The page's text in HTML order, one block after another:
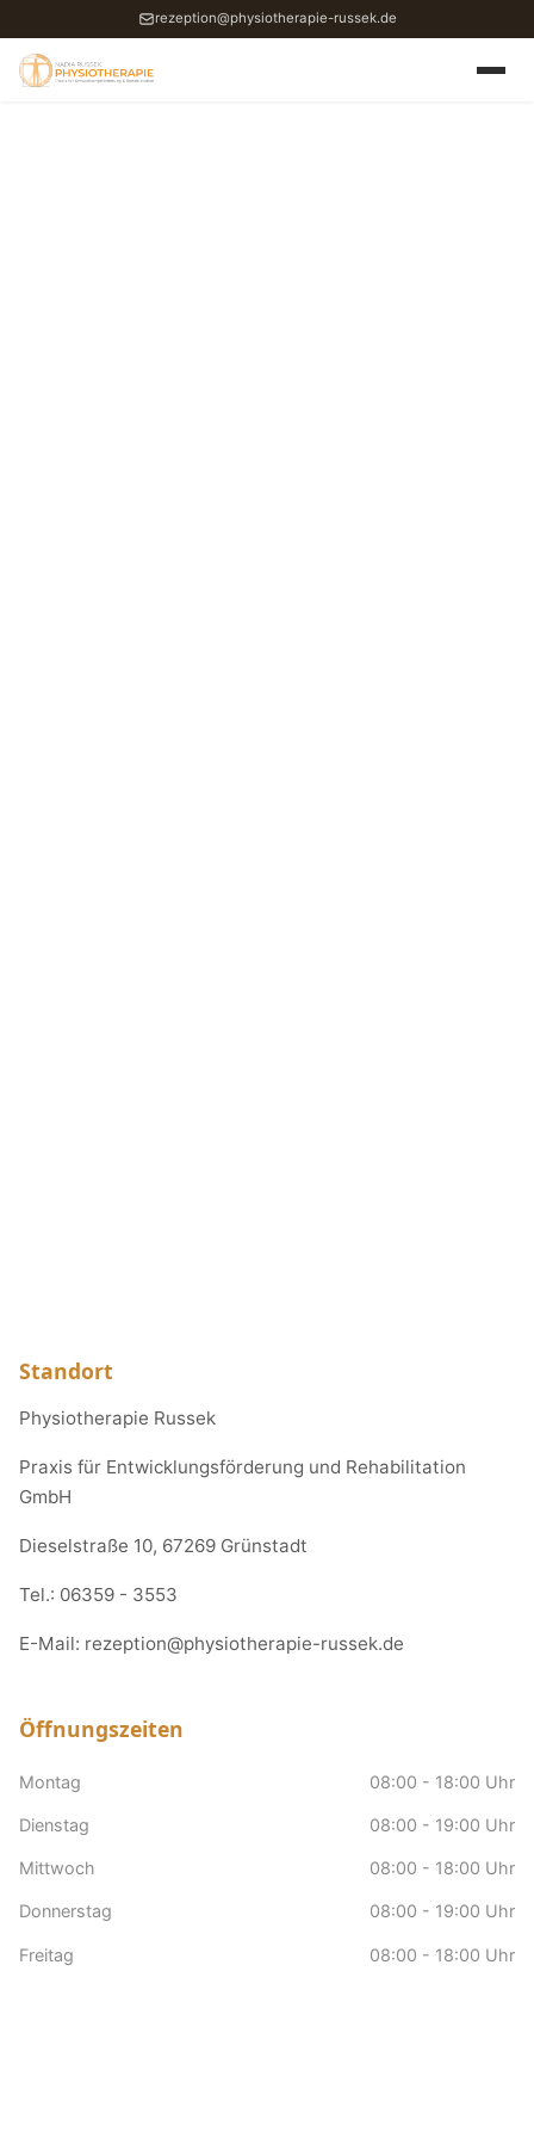
rezeption@physiotherapie-russek.de
Standort
Physiotherapie Russek
Praxis für Entwicklungsförderung und Rehabilitation
GmbH
Dieselstraße 10, 67269 Grünstadt
Tel.: 06359 - 3553
E-Mail: rezeption@physiotherapie-russek.de
Öffnungszeiten
Montag 08:00 - 18:00 Uhr
Dienstag 08:00 - 19:00 Uhr
Mittwoch 08:00 - 18:00 Uhr
Donnerstag 08:00 - 19:00 Uhr
Freitag 08:00 - 18:00 Uhr